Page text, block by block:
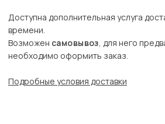
Доступна дополнительная услуга
времени.
Возможен самовывоз, для него
необходимо оформить заказ.
Подробные условия доставки